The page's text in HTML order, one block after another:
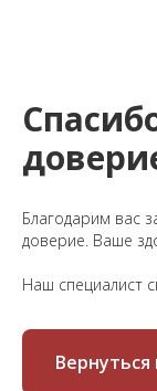
Благодарим вас
доверие. Ваше
Наш специалист
Вернуться